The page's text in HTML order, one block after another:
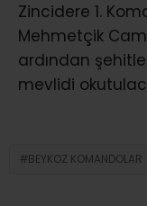
Zincidere 1.
Mehmetçik
ardından
mevlidi
BEYKOZ KOMANDOLAR